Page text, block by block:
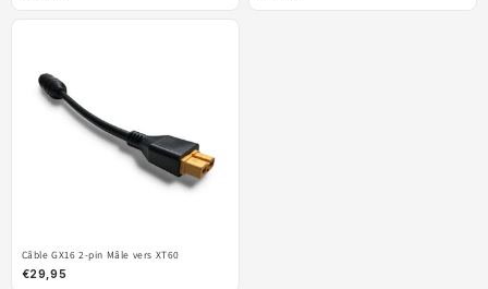
Câble GX16 2-pin Mâle vers XT60
€29,95